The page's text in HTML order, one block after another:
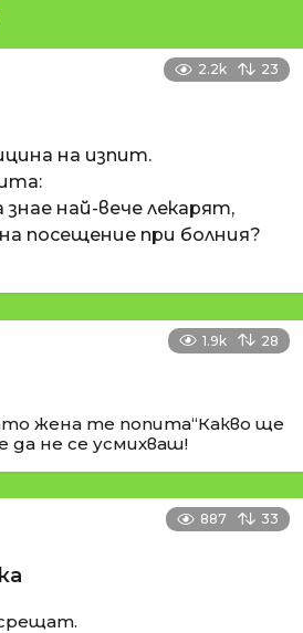
2.2k 23
на изпит.
най-вече лекарят,
посещение при болния?
1.9k 28
жена те попита“Какво ще
да не се усмихваш!
887 33